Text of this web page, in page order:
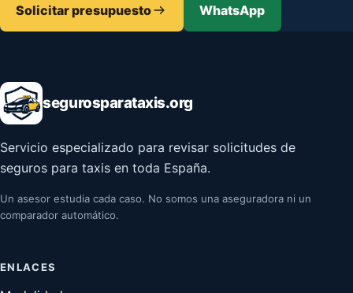
Solicitar presupuesto WhatsApp
segurosparataxis.org
Servicio especializado para revisar solicitudes de
seguros para taxis en toda España.
Un asesor estudia cada caso. No somos una aseguradora ni un
comparador automático.
ENLACES